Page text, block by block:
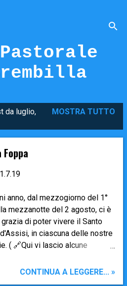
da luglio,
MOSTRA TUTTO
anno, dal mezzogiorno del 1°
mezzanotte del 2 agosto, ci è
grazia di poter vivere il Santo
in ciascuna delle nostre
( 🔗Qui vi lascio alcune
modalità per viverla con
CONTINUA A LEGGERE... »